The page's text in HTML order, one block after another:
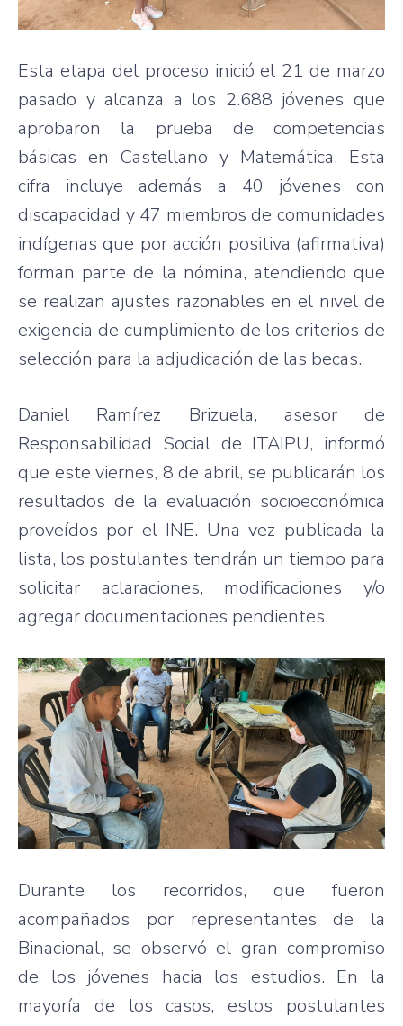
Esta etapa del proceso inició el 21 de marzo
pasado y alcanza a los 2.688 jóvenes que
aprobaron la prueba de competencias
básicas en Castellano y Matemática. Esta
cifra incluye además a 40 jóvenes con
discapacidad y 47 miembros de comunidades
indígenas que por acción positiva (afirmativa)
forman parte de la nómina, atendiendo que
se realizan ajustes razonables en el nivel de
exigencia de cumplimiento de los criterios de
selección para la adjudicación de las becas.
Daniel Ramírez Brizuela, asesor de
Responsabilidad Social de ITAIPU, informó
que este viernes, 8 de abril, se publicarán los
resultados de la evaluación socioeconómica
proveídos por el INE. Una vez publicada la
lista, los postulantes tendrán un tiempo para
solicitar aclaraciones, modificaciones y/o
agregar documentaciones pendientes.
Durante los recorridos, que fueron
acompañados por representantes de la
Binacional, se observó el gran compromiso
de los jóvenes hacia los estudios. En la
mayoría de los casos, estos postulantes